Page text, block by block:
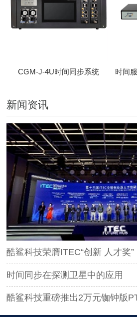
CGM-J-4U时间同步系统
新闻资讯
酷鲨科技荣膺ITEC“创新 人才奖” 以人才为引擎，
时间同步在探测卫星中的应用
酷鲨科技重磅推出2万元铷钟版